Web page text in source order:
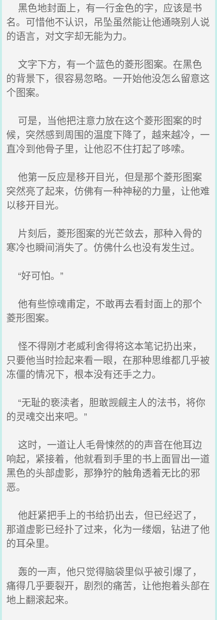
黑色地封面上，有一行金色的字，应该是书
名。可惜他不认识，吊坠虽然能让他通晓别人说
的语言，对文字却无能为力。
文字下方，有一个蓝色的菱形图案。在黑色
的背景下，很容易忽略。一开始他没怎么留意这
个图案。
可是，当他把注意力放在这个菱形图案的时
候，突然感到周围的温度下降了，越来越冷，一
直冷到他骨子里，让他忍不住打起了哆嗦。
他第一反应是移开目光，但是那个菱形图案
突然亮了起来，仿佛有一种神秘的力量，让他难
以移开目光。
片刻后，菱形图案的光芒敛去，那种入骨的
寒冷也瞬间消失了。仿佛什么也没有发生过。
“好可怕。”
他有些惊魂甫定，不敢再去看封面上的那个
菱形图案。
怪不得刚才老威利舍得将这本笔记扔出来，
只要他当时捡起来看一眼，在那种思维都几乎被
冻僵的情况下，根本没有还手之力。
“无耻的亵渎者，胆敢觊觎主人的法书，将你
的灵魂交出来吧。”
这时，一道让人毛骨悚然的的声音在他耳边
响起，紧接着，他就看到手里的书上面冒出一道
黑色的头部虚影，那狰狞的触角透着无比的邪
恶。
他赶紧把手上的书给扔出去，但已经迟了，
那道虚影已经扑了过来，化为一缕烟，钻进了他
的耳朵里。
轰的一声，他只觉得脑袋里似乎被引爆了，
痛得几乎要裂开，剧烈的痛苦，让他抱着头部在
地上翻滚起来。